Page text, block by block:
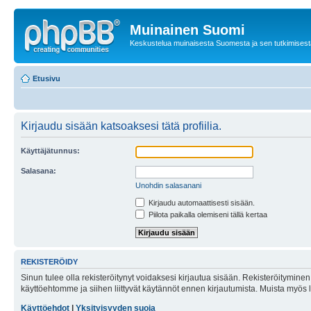
Muinainen Suomi
Keskustelua muinaisesta Suomesta ja sen
Etusivu
Kirjaudu sisään katsoaksesi tätä profiilia.
Käyttäjätunnus:
Salasana:
Unohdin salasanani
Kirjaudu automaattisesti sisään.
Piilota paikalla olemiseni tällä kertaa
REKISTERÖIDY
Sinun tulee olla rekisteröitynyt voidaksesi kirjautua sisään.
käyttöehtomme ja siihen liittyvät käytännöt ennen kirjautumista. Muista
Käyttöehdot
Yksityisyyden suoja